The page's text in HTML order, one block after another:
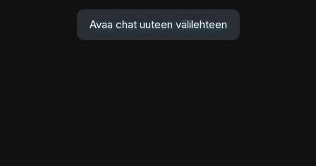
Avaa chat uuteen välilehteen